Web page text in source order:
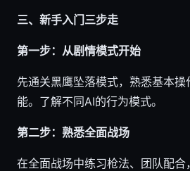
三、新手入门三步走
第一步：从剧情模式开始
先通关黑鹰坠落模式，熟悉基本
能。了解不同AI的行为模式。
第二步：熟悉全面战场
在全面战场中练习枪法、团队配